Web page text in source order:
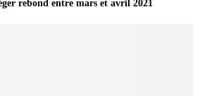
rebond entre mars et avril 2021